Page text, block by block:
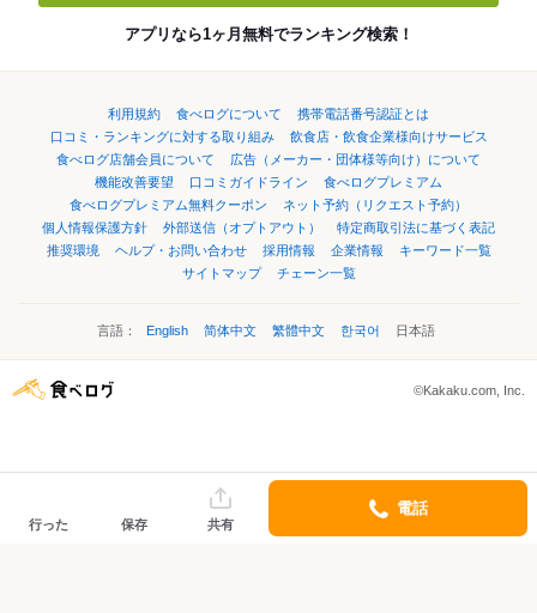
アプリなら1ヶ月無料でランキング検索！
利用規約 食べログについて
携帯電話番号認証とは
口コミ・ランキングに対する取り組み
飲食店・飲食企業様向けサービス
食べログ店舗会員について
広告（メーカー・団体様等向け）について
機能改善要望
口コミガイドライン
食べログプレミアム
食べログプレミアム無料クーポン
ネット予約（リクエスト予約）
個人情報保護方針
外部送信（オプトアウト）
特定商取引法に基づく表記
推奨環境
ヘルプ・お問い合わせ 採用情報 企業情報
キーワード一覧
サイトマップ
チェーン一覧
言語： English 简体中文 繁體中文 한국어 日本語
©Kakaku.com, Inc.
行った 保存 共有
電話